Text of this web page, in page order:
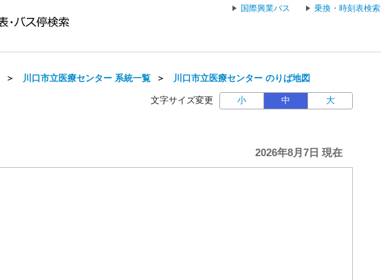
国際興業バス 乗換・時刻表検索
＞ 川口市立医療センター 系統一覧 ＞ 川口市立医療センター のりば地図
文字サイズ変更 小 中 大
2026年8月7日 現在